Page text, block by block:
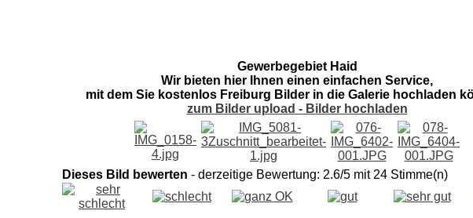
Gewerbegebiet Haid
Wir bieten hier Ihnen einen einfachen Service,
mit dem Sie kostenlos Freiburg Bilder in die Galerie hochladen
zum Bilder upload - Bilder hochladen
Dieses Bild bewerten - derzeitige Bewertung: 2.6/5 mit 24 Stimme(n)